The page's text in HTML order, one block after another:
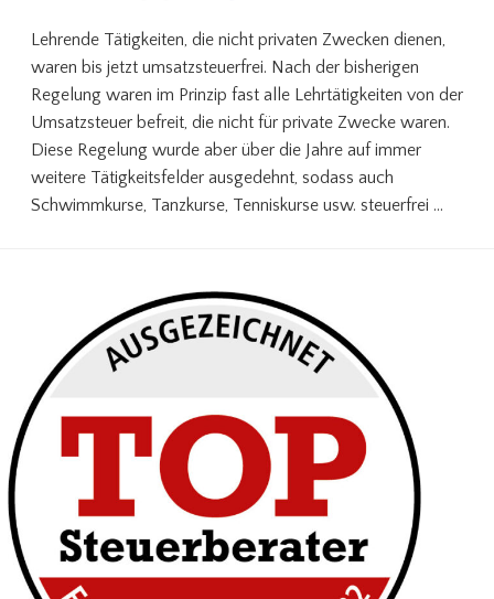
Lehrende Tätigkeiten, die nicht privaten Zwecken dienen,
waren bis jetzt umsatzsteuerfrei. Nach der bisherigen
Regelung waren im Prinzip fast alle Lehrtätigkeiten von der
Umsatzsteuer befreit, die nicht für private Zwecke waren.
Diese Regelung wurde aber über die Jahre auf immer
weitere Tätigkeitsfelder ausgedehnt, sodass auch
Schwimmkurse, Tanzkurse, Tenniskurse usw. steuerfrei …